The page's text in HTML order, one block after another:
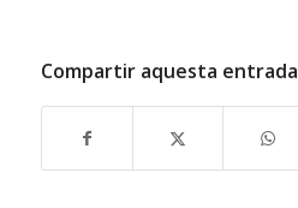
Compartir aquesta entrada